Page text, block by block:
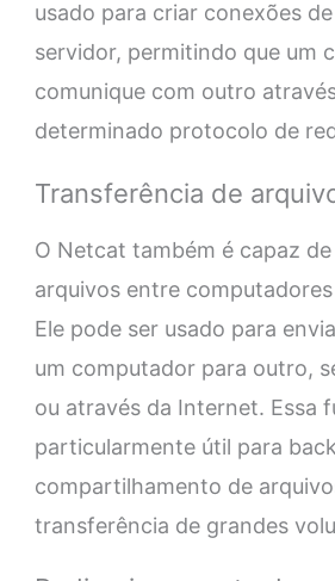
usado para criar conexões
servidor, permitindo que um
comunique com outro
determinado protocolo de
Transferência de
O Netcat também é capaz
arquivos entre
Ele pode ser usado para
um computador para outro,
ou através da Internet. Essa
particularmente útil para
compartilhamento de
transferência de grandes